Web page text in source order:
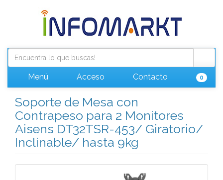
Menú Acceso Contacto 0
Soporte de Mesa con
Contrapeso para 2 Monitores
Aisens DT32TSR-453/ Giratorio/
Inclinable/ hasta 9kg